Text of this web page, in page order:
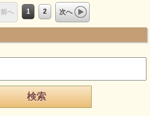
前へ 1 2 次へ